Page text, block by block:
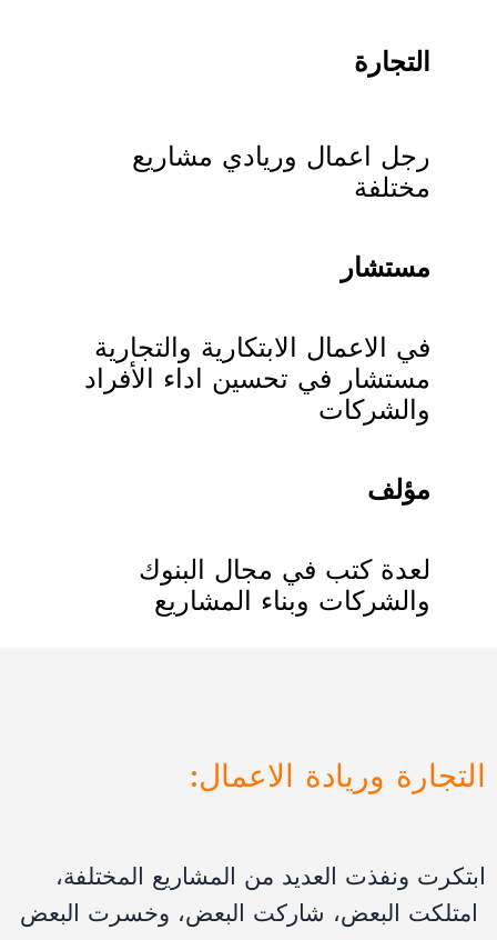
التجارة
رجل اعمال وريادي مشاريع
مختلفة
مستشار
مستشار في تحسين اداء الأفراد
والشركات
مؤلف
لعدة كتب في مجال البنوك
والشركات وبناء المشاريع
:التجارة وريادة الاعمال
ابتكرت ونفذت العديد من المشاريع المختلفة،
امتلكت البعض، شاركت البعض، وخسرت البعض